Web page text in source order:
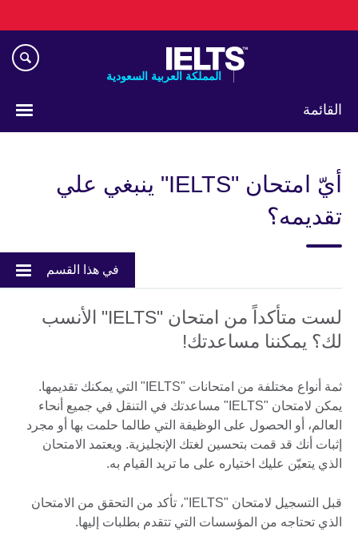
to
المملكة العربية السعودية
القائمة
أيّ امتحان "IELTS" ينبغي علي
تقديمه؟
في هذا القسم
لست متأكداً من امتحان "IELTS" الأنسب
لك؟ يمكننا مساعدتك!
ثمة أنواع مختلفة من امتحانات "IELTS" التي يمكنك تقديمها.
يمكن لامتحان "IELTS" مساعدتك في التنقل في جميع أنحاء
العالم، أو الحصول على الوظيفة التي طالما حلمت بها أو مجرد
إثبات أنك قد قمت بتحسين لغتك الإنجليزية. ويعتمد الامتحان
الذي يتعيّن عليك اختياره على ما تريد القيام به.
قبل التسجيل لامتحان "IELTS"، تأكد من التحقق من الامتحان
الذي تحتاجه من المؤسسات التي تتقدم بطلبات إليها.